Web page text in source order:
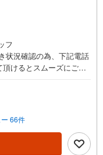
フ
状況確認の為、下記電話
けるとスムーズにご案
様の人生のパートナー
ます。【Yahoo！ 不動
件を成約するとPayPay
！ 不動産 物件ご成約キ
「資料をもらう」「見学
わせください。※必ずYah
66件